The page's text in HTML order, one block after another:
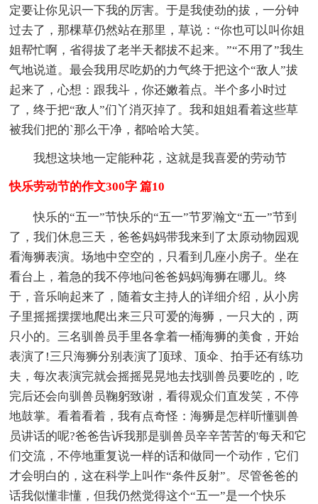
定要让你见识一下我的厉害。于是我使劲的拔，一分钟
过去了，那棵草仍然站在那里，草说：“你也可以叫你姐
姐帮忙啊，省得拔了老半天都拔不起来。”“不用了”我生
气地说道。最会我用尽吃奶的力气终于把这个“敌人”拔
起来了，心想：跟我斗，你还嫩着点。半个多小时过
了，终于把“敌人”们丫消灭掉了。我和姐姐看着这些草
被我们把的`那么干净，都哈哈大笑。
我想这块地一定能种花，这就是我喜爱的劳动节
快乐劳动节的作文300字 篇10
快乐的“五一”节快乐的“五一”节罗瀚文“五一”节到
了，我们休息三天，爸爸妈妈带我来到了太原动物园观
看海狮表演。场地中空空的，只看到几座小房子。坐在
看台上，着急的我不停地问爸爸妈妈海狮在哪儿。终
于，音乐响起来了，随着女主持人的详细介绍，从小房
子里摇摇摆摆地爬出来三只可爱的海狮，一只大的，两
只小的。三名驯兽员手里各拿着一桶海狮的美食，开始
表演了!三只海狮分别表演了顶球、顶伞、拍手还有练功
夫，每次表演完就会摇摇晃晃地去找驯兽员要吃的，吃
完后还会向驯兽员鞠躬致谢，看得观众们直发笑，不停
地鼓掌。看着看着，我有点奇怪：海狮是怎样听懂驯兽
员讲话的呢?爸爸告诉我那是驯兽员辛辛苦苦的'每天和它
们交流，不停地重复说一样的话和做同一个动作，它们
才会明白的，这在科学上叫作“条件反射”。尽管爸爸的
话我似懂非懂，但我仍然觉得这个“五一”是一个快乐